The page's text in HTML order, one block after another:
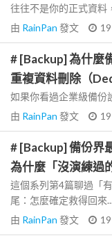
往往不是你的正式資料
由 RainPan 發文
# [Backup] 為什麼
重複資料刪除（
如果你看過企業級備份
由 RainPan 發文
# [Backup] 備份界
為什麼「沒演練過
這個系列第4篇聊過「
尾：怎麼確定救得回來...
由 RainPan 發文